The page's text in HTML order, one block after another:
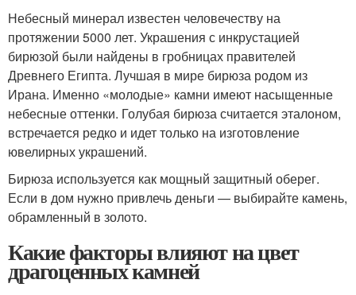
Небесный минерал известен человечеству на
протяжении 5000 лет. Украшения с инкрустацией
бирюзой были найдены в гробницах правителей
Древнего Египта. Лучшая в мире бирюза родом из
Ирана. Именно «молодые» камни имеют насыщенные
небесные оттенки. Голубая бирюза считается эталоном,
встречается редко и идет только на изготовление
ювелирных украшений.
Бирюза используется как мощный защитный оберег.
Если в дом нужно привлечь деньги — выбирайте камень,
обрамленный в золото.
Какие факторы влияют на цвет
драгоценных камней